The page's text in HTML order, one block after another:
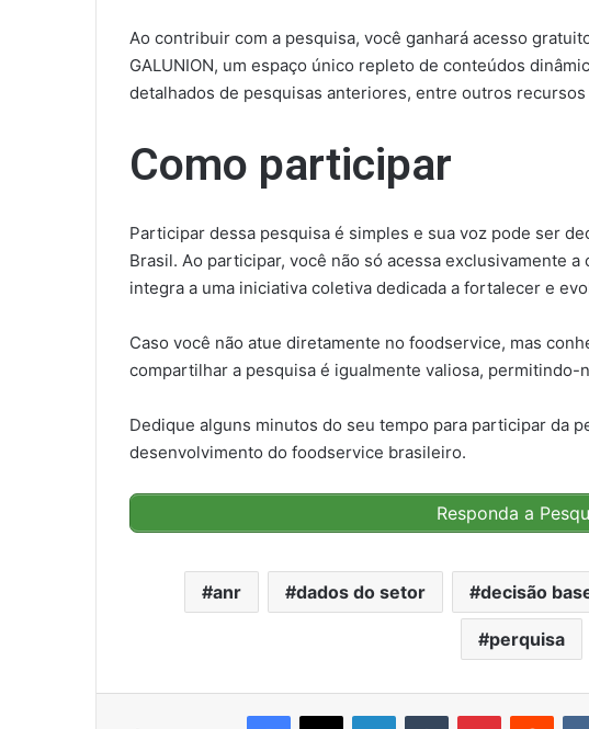
Ao contribuir com a pesquisa, você ganhará acesso
GALUNION, um espaço único repleto de conteúdos
detalhados de pesquisas anteriores, entre outros recursos
Como participar
Participar dessa pesquisa é simples e sua voz pode ser
Brasil. Ao participar, você não só acessa exclusivamente
integra a uma iniciativa coletiva dedicada a fortalecer e
Caso você não atue diretamente no foodservice, mas
compartilhar a pesquisa é igualmente valiosa, permitindo-
Dedique alguns minutos do seu tempo para participar da
desenvolvimento do foodservice brasileiro.
Responda a
anr dados do setor decisão
perquisa
Facebook
X LinkedinTumblr Pinterest